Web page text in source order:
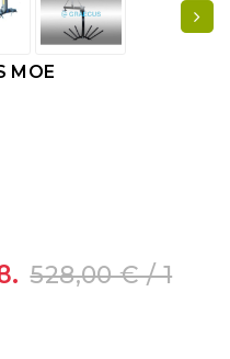
MOE
528,00 € / 1